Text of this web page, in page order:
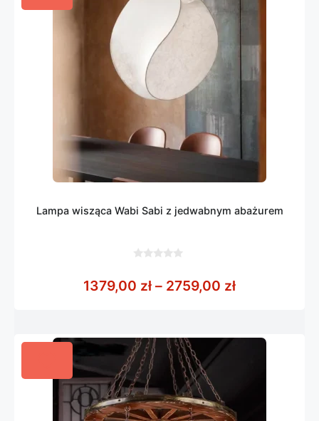
Lampa wisząca Wabi Sabi z jedwabnym abażurem
5
1379,00 zł – 2759,00 złZakres cen: